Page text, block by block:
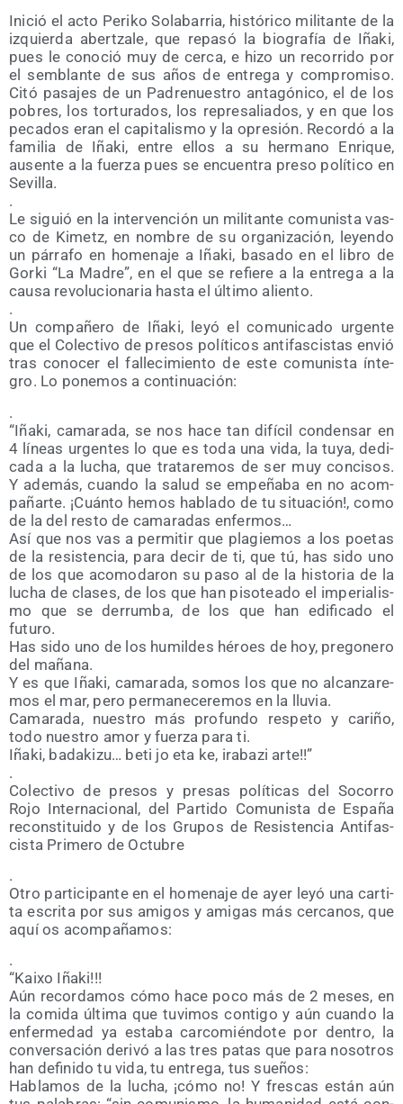
Ini­ció el acto Peri­ko Sola­ba­rria, his­tó­ri­co mili­tan­te de la
izquier­da aber­tza­le, que repa­só la bio­gra­fía de Iña­ki,
pues le cono­ció muy de cer­ca, e hizo un reco­rri­do por
el sem­blan­te de sus años de entre­ga y com­pro­mi­so.
Citó pasa­jes de un Padre­nues­tro anta­gó­ni­co, el de los
pobres, los tor­tu­ra­dos, los repre­sa­lia­dos, y en que los
peca­dos eran el capi­ta­lis­mo y la opre­sión. Recor­dó a la
fami­lia de Iña­ki, entre ellos a su her­mano Enri­que,
ausen­te a la fuer­za pues se encuen­tra pre­so polí­ti­co en
Sevilla.
.
Le siguió en la inter­ven­ción un mili­tan­te comu­nis­ta vas­
co de Kimetz, en nom­bre de su orga­ni­za­ción, leyen­do
un párra­fo en home­na­je a Iña­ki, basa­do en el libro de
Gor­ki “La Madre”, en el que se refie­re a la entre­ga a la
cau­sa revo­lu­cio­na­ria has­ta el últi­mo aliento.
.
Un com­pa­ñe­ro de Iña­ki, leyó el comu­ni­ca­do urgen­te
que el Colec­ti­vo de pre­sos polí­ti­cos anti­fas­cis­tas envió
tras cono­cer el falle­ci­mien­to de este comu­nis­ta ínte­
gro. Lo pone­mos a continuación:
.
“Iña­ki, cama­ra­da, se nos hace tan difí­cil con­den­sar en
4 líneas urgen­tes lo que es toda una vida, la tuya, dedi­
ca­da a la lucha, que tra­ta­re­mos de ser muy con­ci­sos.
Y ade­más, cuan­do la salud se empe­ña­ba en no acom­
pa­ñar­te. ¡Cuán­to hemos habla­do de tu situa­ción!, como
de la del res­to de cama­ra­das enfermos…
Así que nos vas a per­mi­tir que pla­gie­mos a los poe­tas
de la resis­ten­cia, para decir de ti, que tú, has sido uno
de los que aco­mo­da­ron su paso al de la his­to­ria de la
lucha de cla­ses, de los que han piso­tea­do el impe­ria­lis­
mo que se derrum­ba, de los que han edi­fi­ca­do el
futuro.
Has sido uno de los humil­des héroes de hoy, pre­go­ne­ro
del mañana.
Y es que Iña­ki, cama­ra­da, somos los que no alcan­za­re­
mos el mar, pero per­ma­ne­ce­re­mos en la lluvia.
Cama­ra­da, nues­tro más pro­fun­do res­pe­to y cari­ño,
todo nues­tro amor y fuer­za para ti.
Iña­ki, bada­ki­zu… beti jo eta ke, ira­ba­zi arte!!”
.
Colec­ti­vo de pre­sos y pre­sas polí­ti­cas del Soco­rro
Rojo Inter­na­cio­nal, del Par­ti­do Comu­nis­ta de Espa­ña
recons­ti­tui­do y de los Gru­pos de Resis­ten­cia Anti­fas­
cis­ta Pri­me­ro de Octubre
.
Otro par­ti­ci­pan­te en el home­na­je de ayer leyó una car­ti­
ta escri­ta por sus ami­gos y ami­gas más cer­ca­nos, que
aquí os acompañamos:
.
“Kai­xo Iñaki!!!
Aún recor­da­mos cómo hace poco más de 2 meses, en
la comi­da últi­ma que tuvi­mos con­ti­go y aún cuan­do la
enfer­me­dad ya esta­ba car­co­mién­do­te por den­tro, la
con­ver­sa­ción deri­vó a las tres patas que para noso­tros
han defi­ni­do tu vida, tu entre­ga, tus sueños:
Habla­mos de la lucha, ¡cómo no! Y fres­cas están aún